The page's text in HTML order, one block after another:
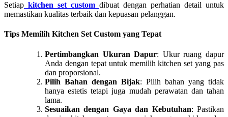
Setiap kitchen set custom dibuat dengan perhatian detail untuk
memastikan kualitas terbaik dan kepuasan pelanggan.
Tips Memilih Kitchen Set Custom yang Tepat
Pertimbangkan Ukuran Dapur: Ukur ruang dapur
Anda dengan tepat untuk memilih kitchen set yang pas
dan proporsional.
Pilih Bahan dengan Bijak: Pilih bahan yang tidak
hanya estetis tetapi juga mudah perawatan dan tahan
lama.
Sesuaikan dengan Gaya dan Kebutuhan: Pastikan